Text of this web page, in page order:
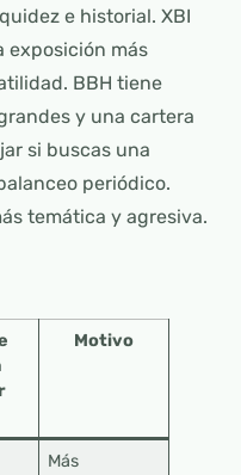
e historial. XBI
exposición más
BBH tiene
y una cartera
si buscas una
periódico.
temática y agresiva.
Motivo
Más